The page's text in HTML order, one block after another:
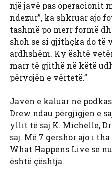
një javë pas operacionit
ndezur”, ka shkruar ajo
tashmë po merr formë
shoh se si gjithçka do të
ardhshëm. Ky është
marr të gjithë në këtë
përvojën e vërtetë.”
Javën e kaluar në
Drew ndau përgjigjen e
yllit të saj K. Michelle,
saj. Më 7 qershor ajo i
What Happens Live se
është çështja.